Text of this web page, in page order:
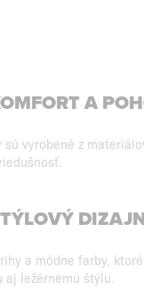
A
sú vyrobené z
a módne farby,
aj ležérnemu štýlu.